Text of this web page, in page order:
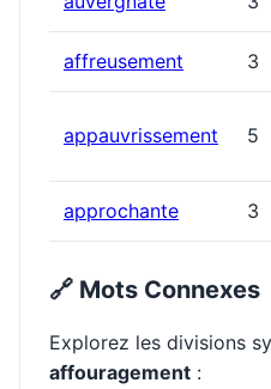
affreusement 3
appauvrissement 5
approchante 3
🔗 Mots Connexes
Explorez les divisions
affouragement :